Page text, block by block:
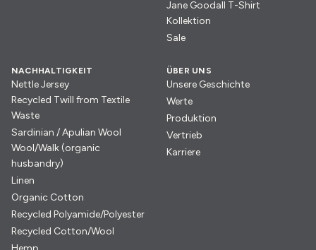
Jane Goodall T-Shirt
Kollektion
Sale
NACHHALTIGKEIT
Nettle Jersey
Recycled Twill from Textile
Waste
Sardinian / Apulian Wool
Wool/Walk (organic
husbandry)
Linen
Organic Cotton
Recycled Polyamide/Polyester
Recycled Cotton/Wool
ÜBER UNS
Unsere Geschichte
Werte
Produktion
Vertrieb
Karriere